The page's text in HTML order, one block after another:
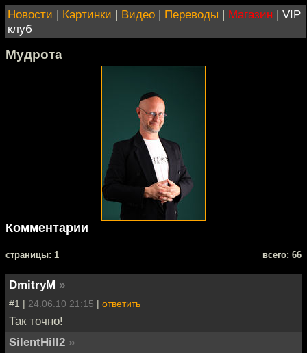
Новости | Картинки | Видео | Переводы | Магазин | VIP
клуб
Мудрота
Комментарии
cтраницы: 1 всего: 66
DmitryM »
#1 | 24.06.10 21:15 | ответить
Так точно!
SilentHill2 »